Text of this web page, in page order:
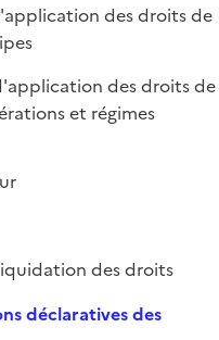
des droits de
des droits de
et régimes
des droits
déclaratives des